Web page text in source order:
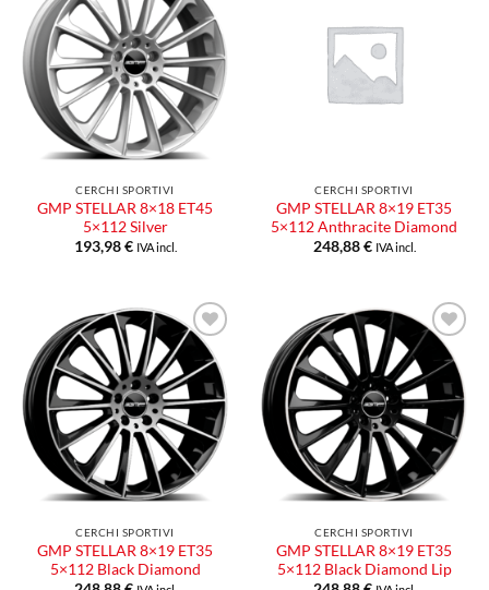
Aggiungi
alla lista
dei
desideri
CERCHI SPORTIVI
GMP STELLAR 8×18 ET45
5×112 Silver
193,98€ IVA incl.
CERCHI SPORTIVI
GMP STELLAR 8×19 ET35
5×112 Anthracite Diamond
248,88€ IVA incl.
Aggiungi
alla lista
dei
desideri
CERCHI SPORTIVI
GMP STELLAR 8×19 ET35
5×112 Black Diamond
Aggiungi
alla lista
dei
desideri
CERCHI SPORTIVI
GMP STELLAR 8×19 ET35
5×112 Black Diamond Lip